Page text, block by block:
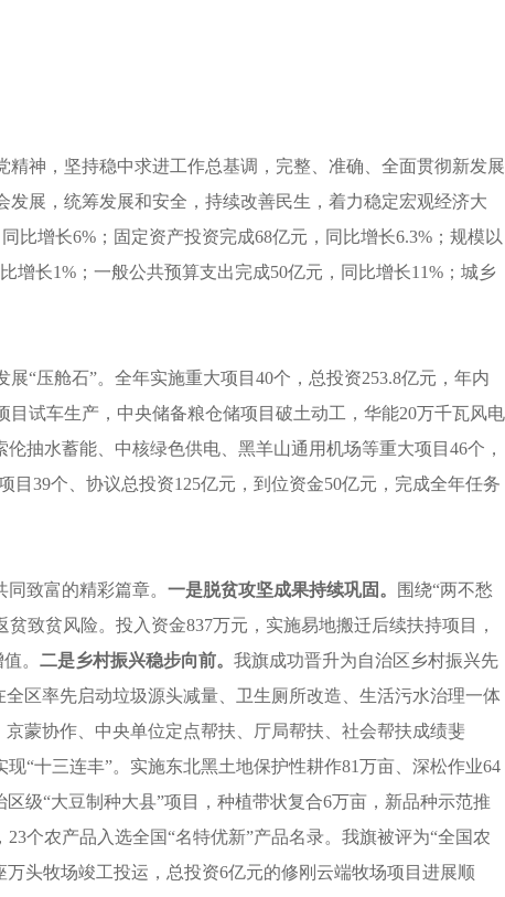
神，坚持稳中求进工作总基调，完整、准确、全面贯彻新发展
展，统筹发展和安全，持续改善民生，着力稳定宏观经济大
增长6%；固定资产投资完成68亿元，同比增长6.3%；规模以
增长1%；一般公共预算支出完成50亿元，同比增长11%；城乡
“压舱石”。全年实施重大项目40个，总投资253.8亿元，年内
试车生产，中央储备粮仓储项目破土动工，华能20万千瓦风电
抽水蓄能、中核绿色供电、黑羊山通用机场等重大项目46个，
39个、协议总投资125亿元，到位资金50亿元，完成全年任务
致富的精彩篇章。 一是脱贫攻坚成果持续巩固。
围绕“两不愁
致贫风险。投入资金837万元，实施易地搬迁后续扶持项目，
。 二是乡村振兴稳步向前。 我旗成功晋升为自治区乡村振兴先
区率先启动垃圾源头减量、卫生厕所改造、生活污水治理一体
蒙协作、中央单位定点帮扶、厅局帮扶、社会帮扶成绩斐
“十三连丰”。实施东北黑土地保护性耕作81万亩、深松作业64
级“大豆制种大县”项目，种植带状复合6万亩，新品种示范推
个农产品入选全国“名特优新”产品名录。我旗被评为“全国农
头牧场竣工投运， 总投资6亿元的修刚云端牧场项目进展顺